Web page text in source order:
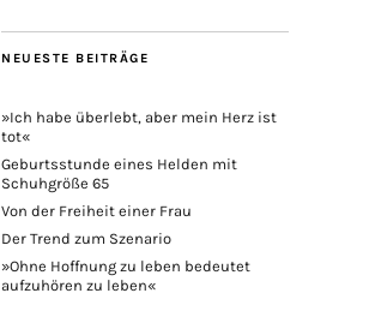
NEUESTE BEITRÄGE
»Ich habe überlebt, aber mein Herz ist
tot«
Geburtsstunde eines Helden mit
Schuhgröße 65
Von der Freiheit einer Frau
Der Trend zum Szenario
»Ohne Hoffnung zu leben bedeutet
aufzuhören zu leben«